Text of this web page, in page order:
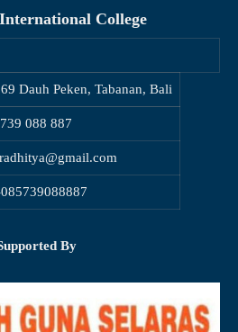
College
Dauh Peken, Tabanan, Bali
088 887
By